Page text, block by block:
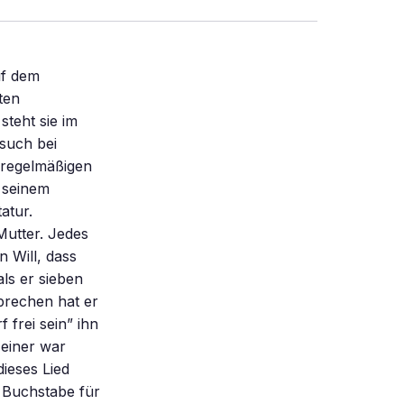
geschrieben werden? Der Heidelberger Pädagogik-Professor Theo Klauß, der als einer von wenigen Akademikern die Wirksamkeit von FC nicht ausschließt, bezweifelt dies. Kurioses am Rande: Anfang des vergangenen Jahrhunderts verfasste die Hausfrau Pearl Curran Tausende von Seiten automatisch – diktiert angeblich von einer seit Jahrhunderten toten Engländerin. Bleibt die Frage, wie die Gedanken der Stützer auf die Gestützten übertragen werden. Eine japanische Studie kam einer subtilen Steuerung auf die Spur. Versuchsperson war die nicht sprechende Autistin J., die mit Hilfe ihrer stützenden Mutter sogar Gedichte und Aufsätze zu Papier brachte. Zeitlupe